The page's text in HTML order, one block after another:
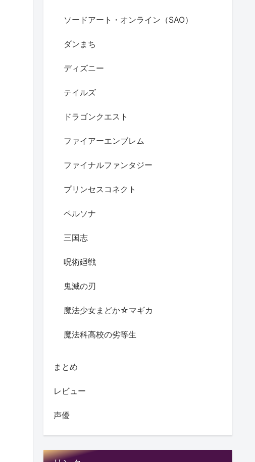
ソードアート・オンライン（SAO）
ダンまち
ディズニー
テイルズ
ドラゴンクエスト
ファイアーエンブレム
ファイナルファンタジー
プリンセスコネクト
ペルソナ
三国志
呪術廻戦
鬼滅の刃
魔法少女まどか☆マギカ
魔法科高校の劣等生
まとめ
レビュー
声優